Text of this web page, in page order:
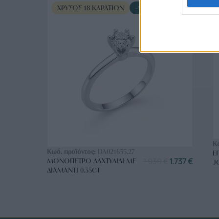
ΧΡΥΣΌΣ 18 ΚΑΡΑΤΊΩΝ -10%
Κωδ. προϊόντος: DA021655.27
ΜΟΝΌΠΕΤΡΟ ΔΑΧΤΥΛΊΔΙ ΜΕ
ΔΙΑΜΆΝΤΙ 0.35CT
1.737€